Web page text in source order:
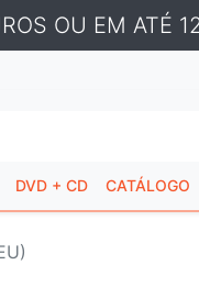
OU EM ATÉ
DVD + CD CATÁLOGO